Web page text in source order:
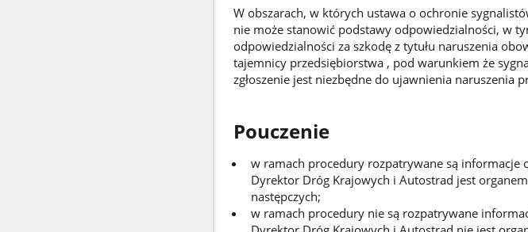
W obszarach, w których ustawa o ochronie
nie może stanowić podstawy odpowiedzialności, w
odpowiedzialności za szkodę z tytułu naruszenia
tajemnicy przedsiębiorstwa , pod warunkiem że
zgłoszenie jest niezbędne do ujawnienia naruszenia
Pouczenie
w ramach procedury rozpatrywane są informacje
Dyrektor Dróg Krajowych i Autostrad jest
następczych;
w ramach procedury nie są rozpatrywane